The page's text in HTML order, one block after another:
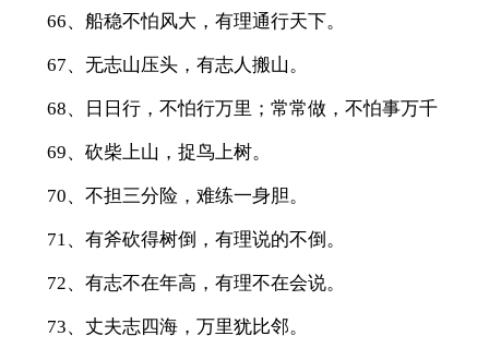
66、船稳不怕风大，有理通行天下。
67、无志山压头，有志人搬山。
68、日日行，不怕行万里；常常做，不怕事万千
69、砍柴上山，捉鸟上树。
70、不担三分险，难练一身胆。
71、有斧砍得树倒，有理说的不倒。
72、有志不在年高，有理不在会说。
73、丈夫志四海，万里犹比邻。